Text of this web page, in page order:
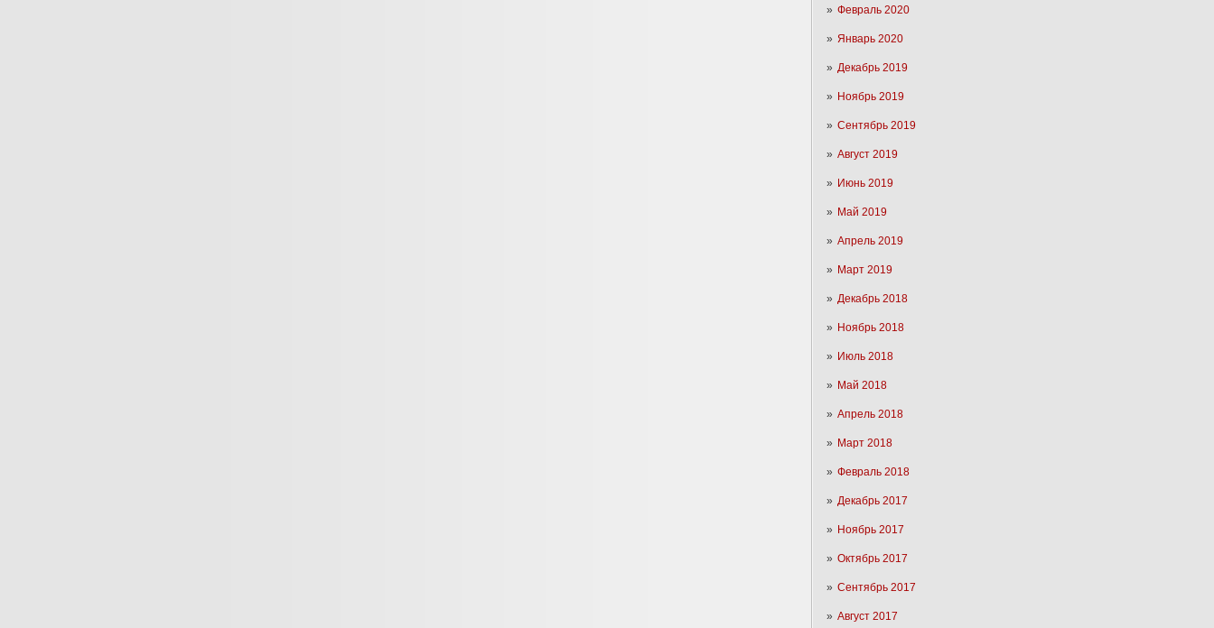
Февраль 2020
Январь 2020
Декабрь 2019
Ноябрь 2019
Сентябрь 2019
Август 2019
Июнь 2019
Май 2019
Апрель 2019
Март 2019
Декабрь 2018
Ноябрь 2018
Июль 2018
Май 2018
Апрель 2018
Март 2018
Февраль 2018
Декабрь 2017
Ноябрь 2017
Октябрь 2017
Сентябрь 2017
Август 2017